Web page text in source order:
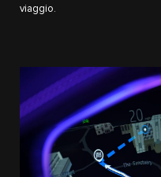
viaggio.